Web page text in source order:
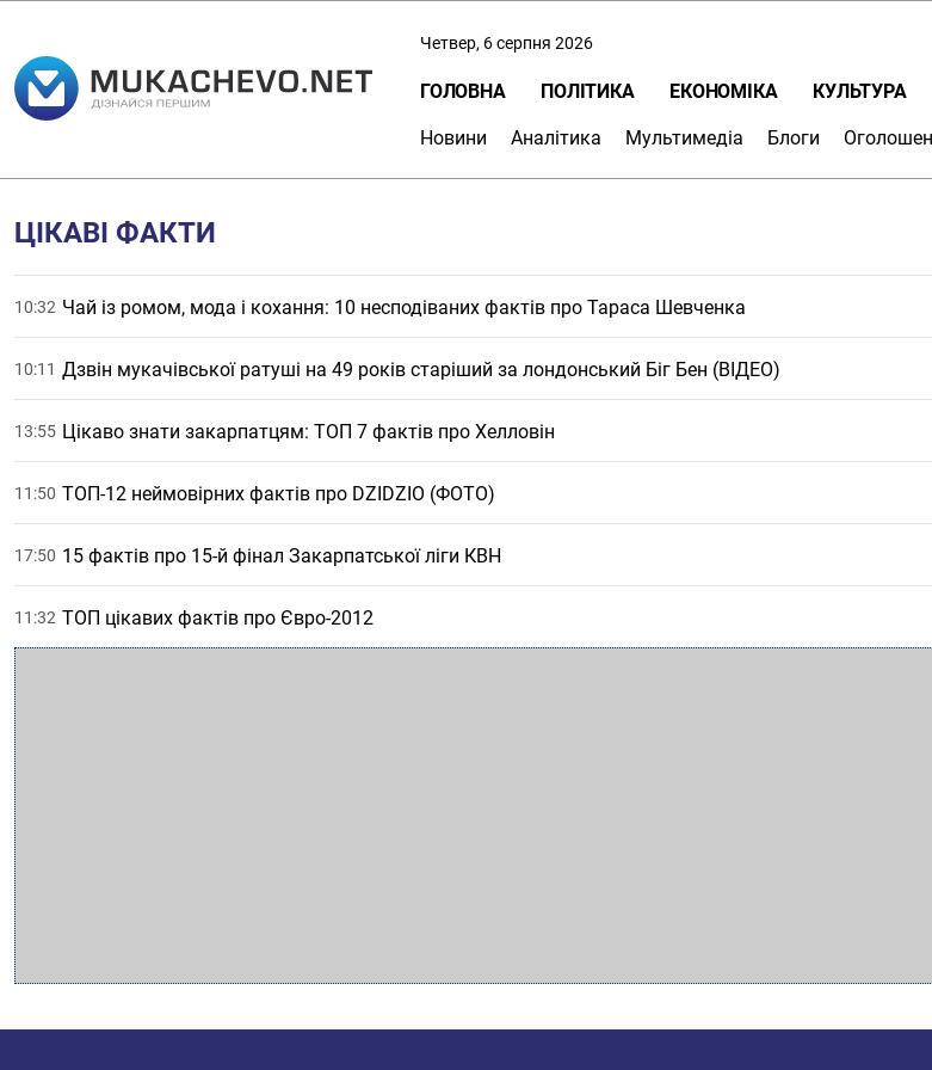
Четвер, 6 серпня 2026
ГОЛОВНА ПОЛІТИКА ЕКОНОМІКА КУЛЬТУРА
Новини Аналітика Мультимедіа Блоги
ЦІКАВІ ФАКТИ
10:32 Чай із ромом, мода і кохання: 10 несподіваних фактів про Тараса Шевченка
10:11 Дзвін мукачівської ратуші на 49 років старіший за лондонський Біг Бен (ВІДЕО)
13:55 Цікаво знати закарпатцям: ТОП 7 фактів про Хелловін
11:50 ТОП-12 неймовірних фактів про DZIDZIO (ФОТО)
17:50 15 фактів про 15-й фінал Закарпатської ліги КВН
11:32 ТОП цікавих фактів про Євро-2012